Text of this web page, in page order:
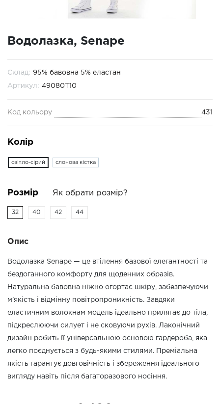
Водолазка, Senape
Склад: 95% бавовна 5% еластан
Артикул: 49080Т10
Код кольору 431
Колір
свiтло-сiрий слонова кістка
Розмір Як обрати розмір?
32 40 42 44
Опис
Водолазка Senape — це втілення базової елегантності та
бездоганного комфорту для щоденних образів.
Натуральна бавовна ніжно огортає шкіру, забезпечуючи
м’якість і відмінну повітропроникність. Завдяки
еластичним волокнам модель ідеально прилягає до тіла,
підкреслюючи силует і не сковуючи рухів. Лаконічний
дизайн робить її універсальною основою гардероба, яка
легко поєднується з будь-якими стилями. Преміальна
якість гарантує довговічність і збереження ідеального
вигляду навіть після багаторазового носіння.